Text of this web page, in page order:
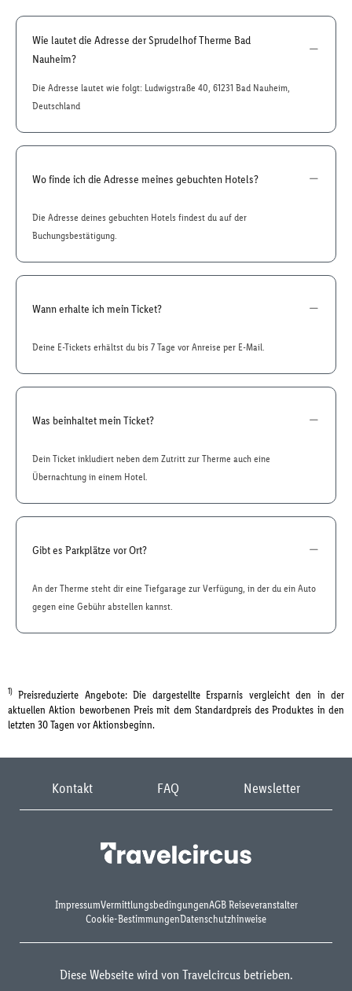
Wie lautet die Adresse der Sprudelhof Therme Bad
Nauheim?
Die Adresse lautet wie folgt: Ludwigstraße 40, 61231 Bad Nauheim,
Deutschland
Wo finde ich die Adresse meines gebuchten Hotels?
Die Adresse deines gebuchten Hotels findest du auf der
Buchungsbestätigung.
Wann erhalte ich mein Ticket?
Deine E-Tickets erhältst du bis 7 Tage vor Anreise per E-Mail.
Was beinhaltet mein Ticket?
Dein Ticket inkludiert neben dem Zutritt zur Therme auch eine
Übernachtung in einem Hotel.
Gibt es Parkplätze vor Ort?
An der Therme steht dir eine Tiefgarage zur Verfügung, in der du ein Auto
gegen eine Gebühr abstellen kannst.
1) Preisreduzierte Angebote: Die dargestellte Ersparnis vergleicht den in der
aktuellen Aktion beworbenen Preis mit dem Standardpreis des Produktes in den
letzten 30 Tagen vor Aktionsbeginn.
Kontakt FAQ Newsletter
ImpressumVermittlungsbedingungenAGB Reiseveranstalter
Cookie-BestimmungenDatenschutzhinweise
Diese Webseite wird von Travelcircus betrieben.